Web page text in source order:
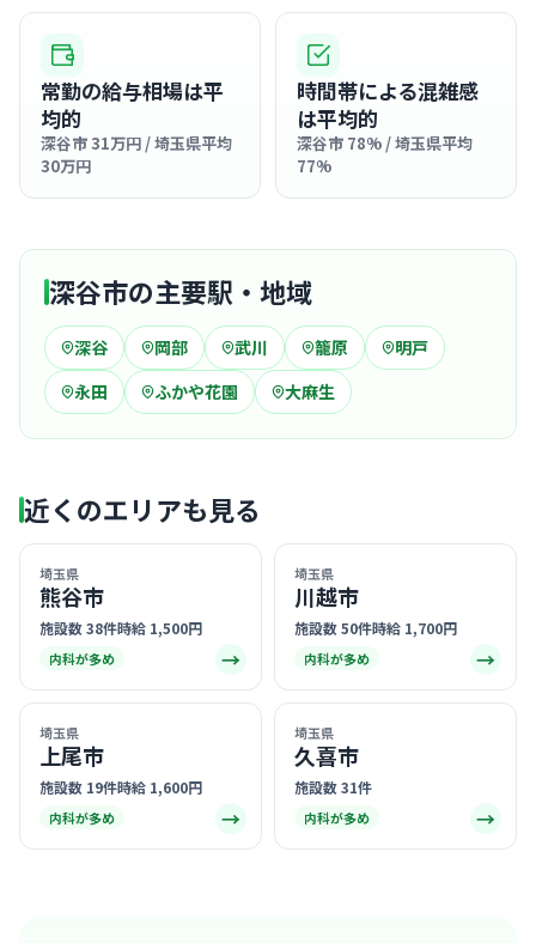
常勤の給与相場は平
均的
深谷市 31万円 / 埼玉県平均
30万円
時間帯による混雑感
は平均的
深谷市 78% / 埼玉県平均
77%
深谷市の主要駅・地域
深谷 岡部 武川 籠原
明戸
永田
ふかや花園 大麻生
近くのエリアも見る
埼玉県
熊谷市
施設数 38件時給 1,500円
内科が多め →
埼玉県
川越市
施設数 50件時給 1,700円
内科が多め →
埼玉県
上尾市
施設数 19件時給 1,600円
内科が多め →
埼玉県
久喜市
施設数 31件
内科が多め →